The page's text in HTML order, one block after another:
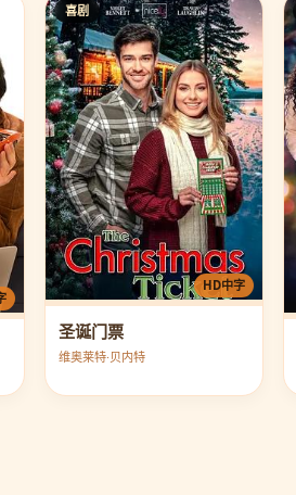
喜剧
HD中字
圣诞门票
维奥莱特·贝内特